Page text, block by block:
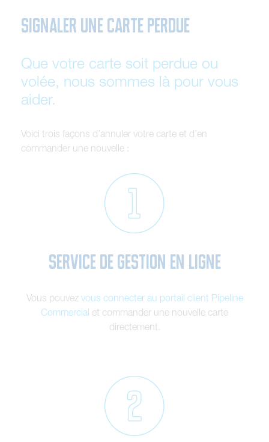
SIGNALER UNE CARTE PERDUE
Que votre carte soit perdue ou
volée, nous sommes là pour vous
aider.
Voici trois façons d’annuler votre carte et d’en
commander une nouvelle :
Service de gestion en ligne
Vous pouvez vous connecter au portail client Pipeline
Commercial et commander une nouvelle carte
directement.